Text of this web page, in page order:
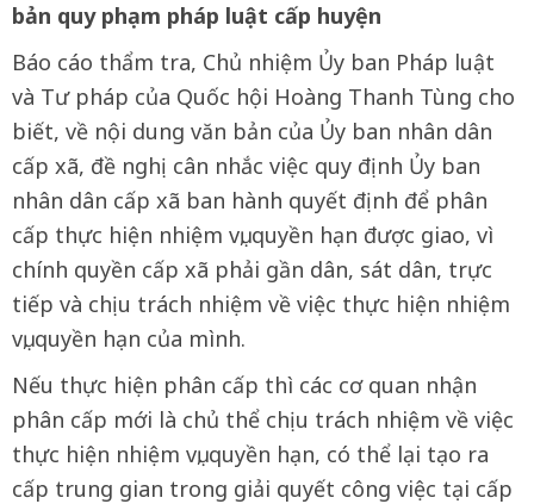
bản quy phạm pháp luật cấp huyện
Báo cáo thẩm tra, Chủ nhiệm Ủy ban Pháp luật
và Tư pháp của Quốc hội Hoàng Thanh Tùng cho
biết, về nội dung văn bản của Ủy ban nhân dân
cấp xã, đề nghị cân nhắc việc quy định Ủy ban
nhân dân cấp xã ban hành quyết định để phân
cấp thực hiện nhiệm vụ, quyền hạn được giao, vì
chính quyền cấp xã phải gần dân, sát dân, trực
tiếp và chịu trách nhiệm về việc thực hiện nhiệm
vụ, quyền hạn của mình.
Nếu thực hiện phân cấp thì các cơ quan nhận
phân cấp mới là chủ thể chịu trách nhiệm về việc
thực hiện nhiệm vụ, quyền hạn, có thể lại tạo ra
cấp trung gian trong giải quyết công việc tại cấp